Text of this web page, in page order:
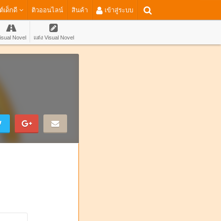
เด็กดี ติวออนไลน์ สินค้า เข้าสู่ระบบ
Novel แต่ง Visual Novel